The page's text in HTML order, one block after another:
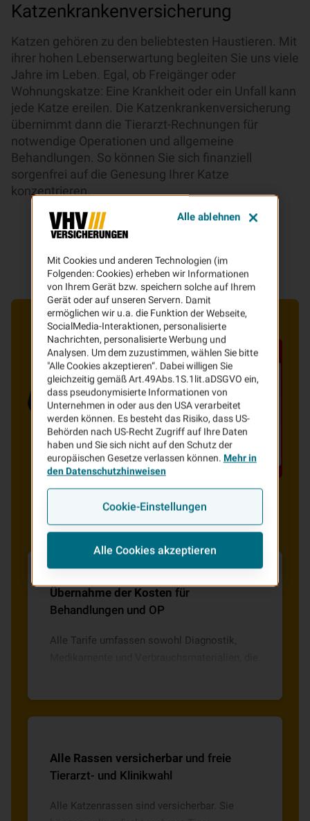
Katzenkrankenversicherung
Katzen gehören zu den beliebtesten Haustieren. Mit
ihrer hohen Lebenserwartung begleiten Sie uns viele
Jahre im Leben. Egal, ob Freigänger oder
Wohnungskatze: Eine Krankheit oder ein Unfall kann
jede Katze ereilen. Die Katzenkrankenversicherung
übernimmt dann die Tierarzt-Rechnungen für
notwendige Operationen und allgemeine
Behandlungen. So können Sie sich finanziell
sorgenfrei auf die Genesung Ihrer Katze
konzentrieren.
Übernahme der Kosten für
Behandlungen und OP
Alle Tarife umfassen sowohl Diagnostik,
Alle Rassen versicherbar und freie
Tierarzt- und Klinikwahl
Alle Katzenrassen sind versicherbar. Sie
Mit Cookies und anderen Technologien (im
Folgenden: Cookies) erheben wir Informationen
von Ihrem Gerät bzw. speichern solche auf Ihrem
Gerät oder auf unseren Servern. Damit
ermöglichen wir u.a. die Funktion der Webseite,
SocialMedia-Interaktionen, personalisierte
Nachrichten, personalisierte Werbung und
Analysen. Um dem zuzustimmen, wählen Sie bitte
"Alle Cookies akzeptieren“. Dabei willigen Sie
gleichzeitig gemäß Art.49Abs.1S.1lit.aDSGVO ein,
dass pseudonymisierte Informationen von
Unternehmen in oder aus den USA verarbeitet
werden können. Es besteht das Risiko, dass US-
Behörden nach US-Recht Zugriff auf Ihre Daten
haben und Sie sich nicht auf den Schutz der
europäischen Gesetze verlassen können. Mehr in
den Datenschutzhinweisen
Cookie-Einstellungen
Alle Cookies akzeptieren
Alle ablehnen